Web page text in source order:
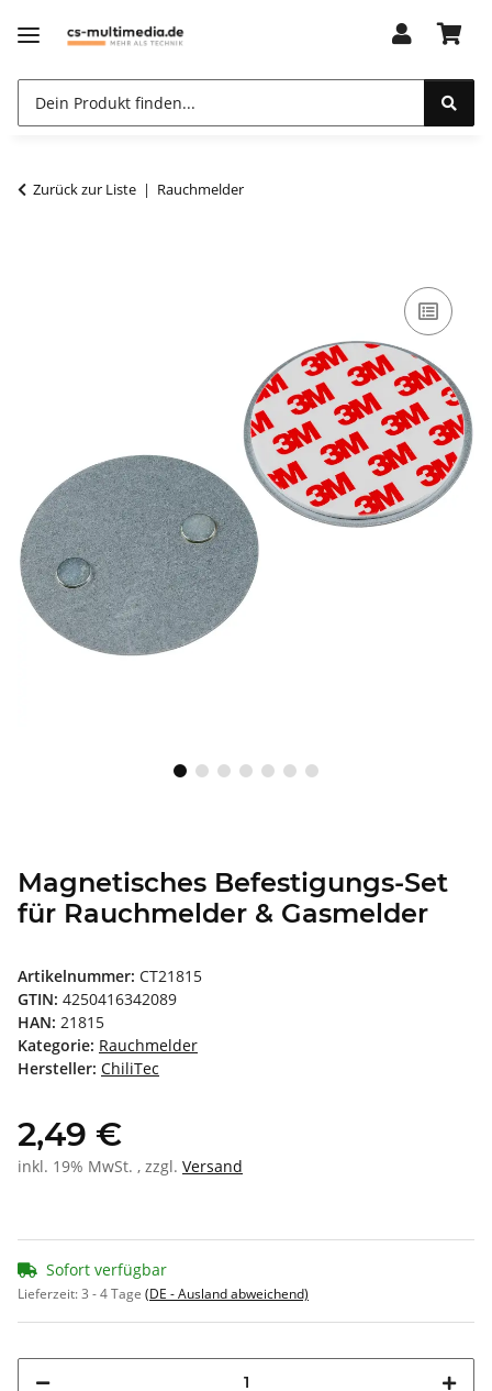
Zurück zur Liste Rauchmelder
Magnetisches Befestigungs-Set
für Rauchmelder & Gasmelder
Artikelnummer: CT21815
GTIN: 4250416342089
HAN: 21815
Kategorie: Rauchmelder
Hersteller: ChiliTec
2,49 €
inkl. 19% MwSt. , zzgl. Versand
Sofort verfügbar
Lieferzeit:3 - 4 Tage (DE - Ausland abweichend)